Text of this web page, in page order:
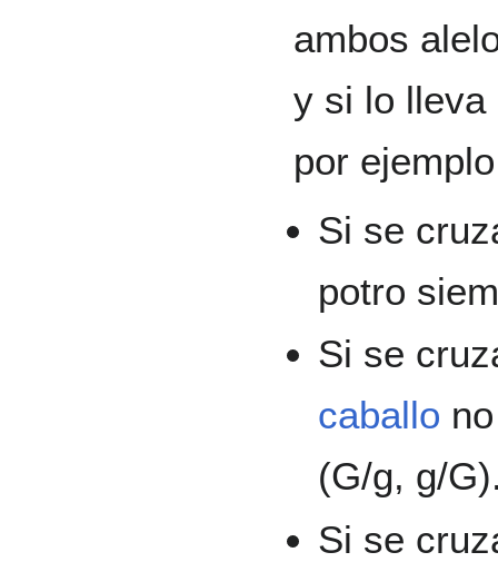
ambos
y si lo lleva
por
Si se
potro
Si se
caballo
(G/g, g/
Si se